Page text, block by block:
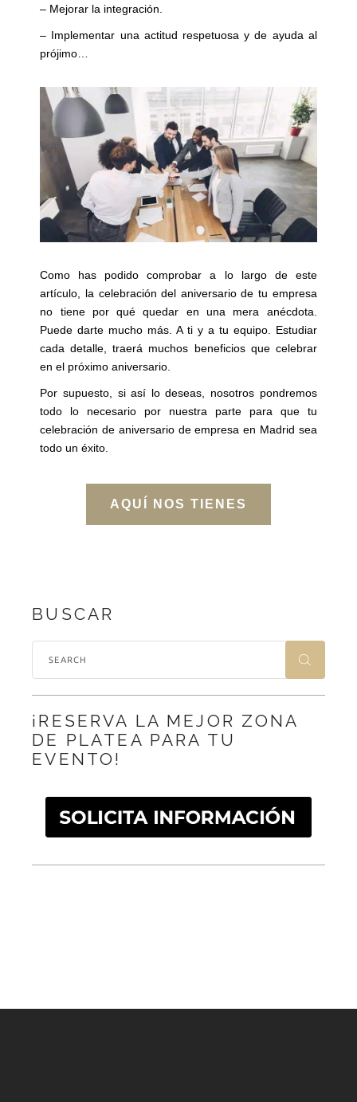
– Mejorar la integración.
– Implementar una actitud respetuosa y de ayuda al
prójimo…
Como has podido comprobar a lo largo de este
artículo, la celebración del aniversario de tu empresa
no tiene por qué quedar en una mera anécdota.
Puede darte mucho más. A ti y a tu equipo. Estudiar
cada detalle, traerá muchos beneficios que celebrar
en el próximo aniversario.
Por supuesto, si así lo deseas, nosotros pondremos
todo lo necesario por nuestra parte para que tu
celebración de aniversario de empresa en Madrid sea
todo un éxito.
AQUÍ NOS TIENES
BUSCAR
¡RESERVA LA MEJOR ZONA
DE PLATEA PARA TU
EVENTO!